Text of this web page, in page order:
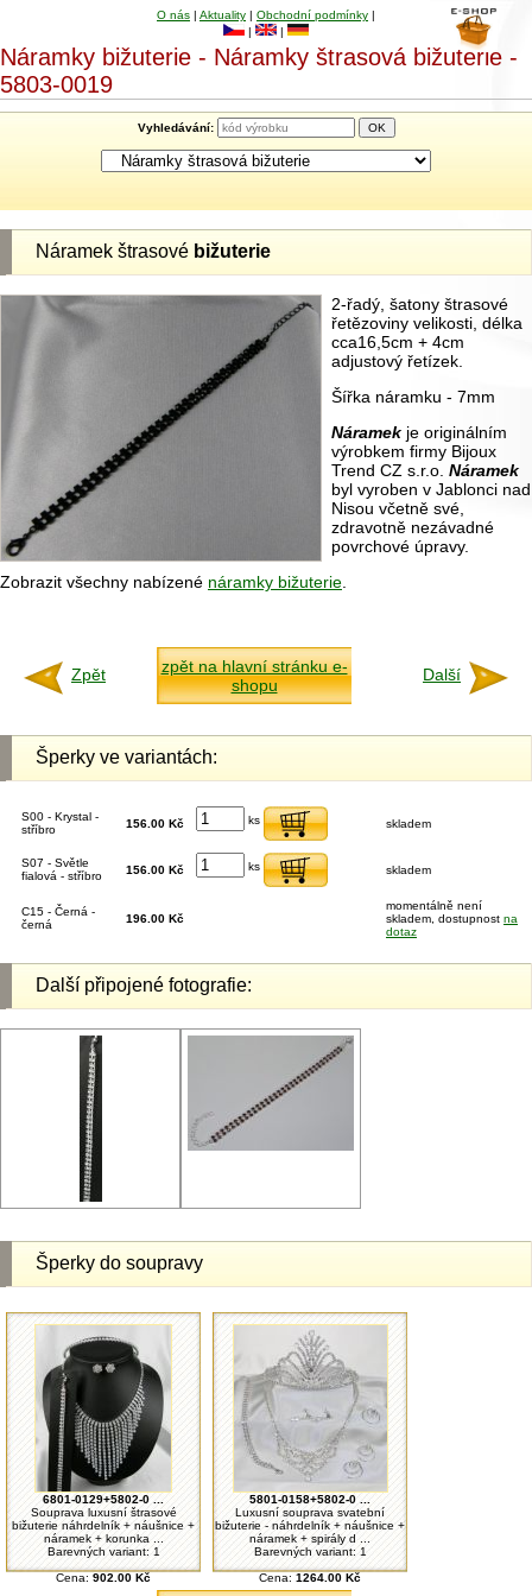
O nás | Aktuality | Obchodní podmínky |
|
|
Náramky bižuterie - Náramky štrasová bižuterie -
5803-0019
Vyhledávání:
Náramek štrasové bižuterie
2-řadý, šatony štrasové
řetězoviny velikosti, délka
cca16,5cm + 4cm
adjustový řetízek.
Šířka náramku - 7mm
Náramekje originálním
výrobkem firmy Bijoux
Trend CZ s.r.o. Náramek
byl vyroben v Jablonci nad
Nisou včetně své,
zdravotně nezávadné
povrchové úpravy.
Zobrazit všechny nabízené náramky bižuterie
Zpět
zpět na hlavní stránku e-
shopu
Další
Šperky ve variantách:
S00 - Krystal -
stříbro
156.00 Kč ks skladem
S07 - Světle
fialová - stříbro
156.00 Kč ks skladem
C15 - Černá -
černá
196.00 Kč
momentálně není
skladem, dostupnost na
dotaz
Další připojené fotografie:
Šperky do soupravy
6801-0129+5802-0 ...
Souprava luxusní štrasové
bižuterie náhrdelník + náušnice +
náramek + korunka ...
Barevných variant: 1
Cena: 902.00 Kč
5801-0158+5802-0 ...
Luxusní souprava svatební
bižuterie - náhrdelník + náušnice +
náramek + spirály d ...
Barevných variant: 1
Cena: 1264.00 Kč